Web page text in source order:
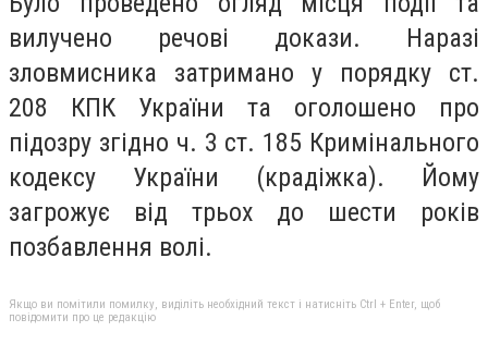
вилучено речові докази. Наразі
зловмисника затримано у порядку ст.
208 КПК України та оголошено про
підозру згідно ч. 3 ст. 185 Кримінального
кодексу України (крадіжка). Йому
загрожує від трьох до шести років
позбавлення волі.
Якщо ви помітили помилку, виділіть необхідний текст і натисніть Ctrl + Enter, щоб
повідомити про це редакцію